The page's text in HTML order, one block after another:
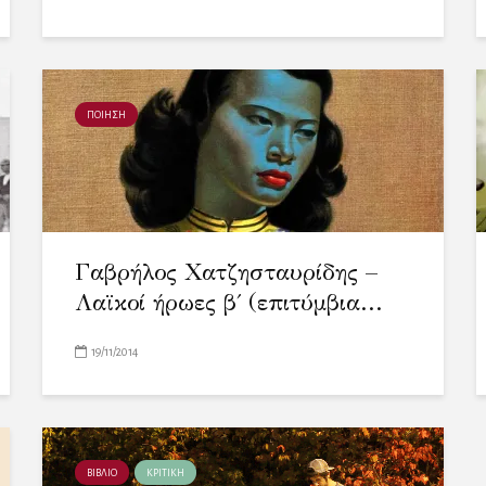
ΠΟΙΗΣΗ
Γαβρήλος Χατζησταυρίδης –
Λαϊκοί ήρωες β΄ (επιτύμβια...
19/11/2014
ΒΙΒΛΙΟ ΚΡΙΤΙΚΗ